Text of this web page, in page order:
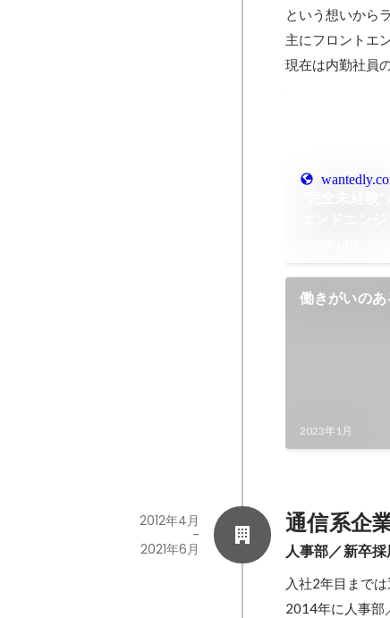
という想いから
主にフロントエ
現在は内勤社員
働きがいの
2023年1月
通信系企
人事部／新卒
2012年4月
-
2021年6月
入社2年目まで
2014年に人事部